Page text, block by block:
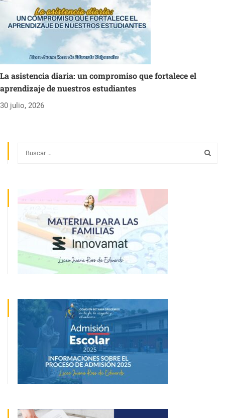
La asistencia diaria: un compromiso que fortalece el
aprendizaje de nuestros estudiantes
30 julio, 2026